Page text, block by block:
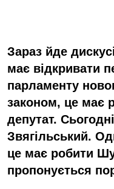
Зараз йде
має відкривати
парламенту
законом, це має
депутат.
Звягільський.
це має робити
пропонується